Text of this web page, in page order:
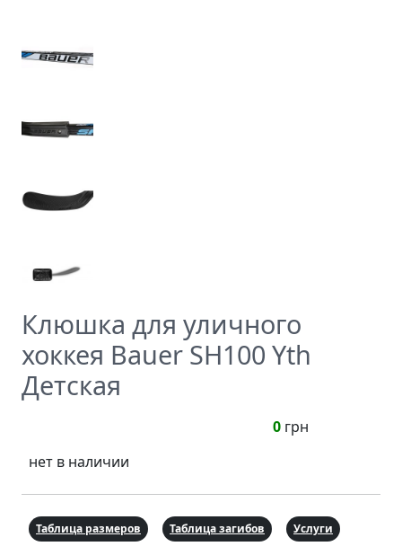
Клюшка для уличного
хоккея Bauer SH100 Yth
Детская
0 грн
нет в наличии
Таблица размеров Таблица загибов Услуги